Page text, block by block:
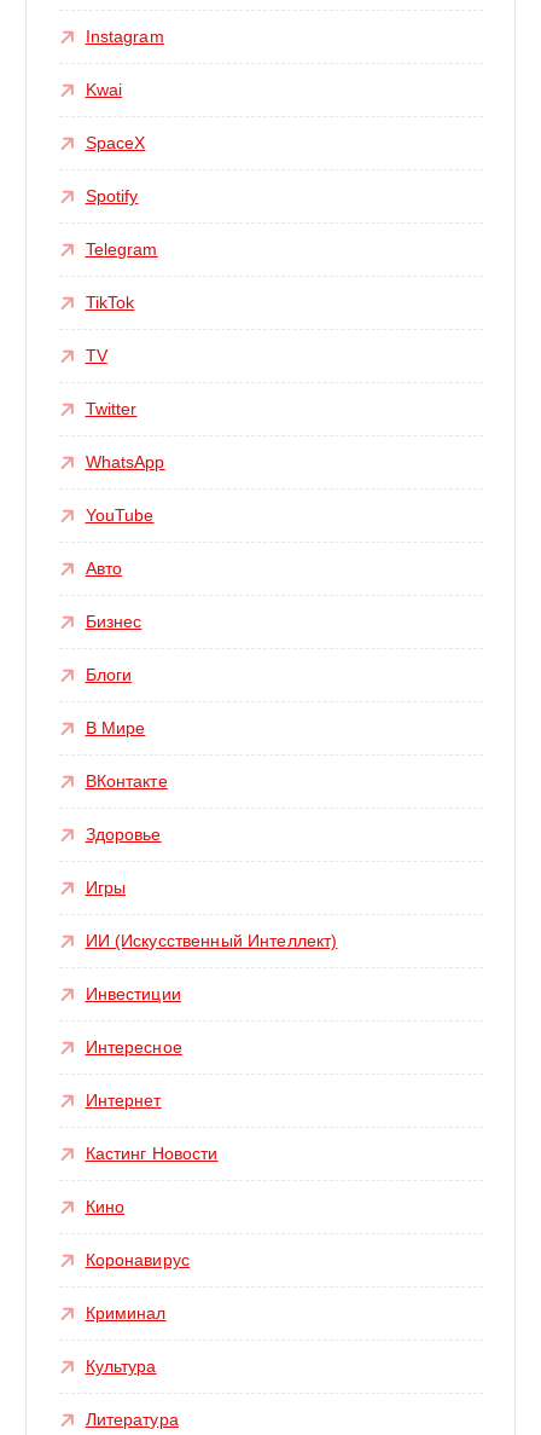
Instagram
Kwai
SpaceX
Spotify
Telegram
TikTok
TV
Twitter
WhatsApp
YouTube
Авто
Бизнес
Блоги
В Мире
ВКонтакте
Здоровье
Игры
ИИ (Искусственный Интеллект)
Инвестиции
Интересное
Интернет
Кастинг Новости
Кино
Коронавирус
Криминал
Культура
Литература